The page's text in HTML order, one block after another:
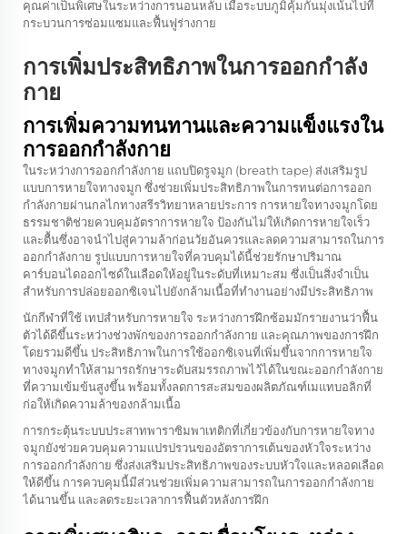
คุณค่าเป็นพิเศษในระหว่างการนอนหลับ เมื่อระบบภูมิคุ้มกันมุ่งเน้นไปที่
กระบวนการซ่อมแซมและฟื้นฟูร่างกาย
การเพิ่มประสิทธิภาพในการออกกำลัง
กาย
การเพิ่มความทนทานและความแข็งแรงใน
การออกกำลังกาย
ในระหว่างการออกกำลังกาย แถบปิดรูจมูก (breath tape) ส่งเสริมรูป
แบบการหายใจทางจมูก ซึ่งช่วยเพิ่มประสิทธิภาพในการทนต่อการออก
กำลังกายผ่านกลไกทางสรีรวิทยาหลายประการ การหายใจทางจมูกโดย
ธรรมชาติช่วยควบคุมอัตราการหายใจ ป้องกันไม่ให้เกิดการหายใจเร็ว
และตื้นซึ่งอาจนำไปสู่ความล้าก่อนวัยอันควรและลดความสามารถในการ
ออกกำลังกาย รูปแบบการหายใจที่ควบคุมได้นี้ช่วยรักษาปริมาณ
คาร์บอนไดออกไซด์ในเลือดให้อยู่ในระดับที่เหมาะสม ซึ่งเป็นสิ่งจำเป็น
สำหรับการปล่อยออกซิเจนไปยังกล้ามเนื้อที่ทำงานอย่างมีประสิทธิภาพ
นักกีฬาที่ใช้ เทปสำหรับการหายใจ ระหว่างการฝึกซ้อมมักรายงานว่าฟื้น
ตัวได้ดีขึ้นระหว่างช่วงพักของการออกกำลังกาย และคุณภาพของการฝึก
โดยรวมดีขึ้น ประสิทธิภาพในการใช้ออกซิเจนที่เพิ่มขึ้นจากการหายใจ
ทางจมูกทำให้สามารถรักษาระดับสมรรถภาพไว้ได้ในขณะออกกำลังกาย
ที่ความเข้มข้นสูงขึ้น พร้อมทั้งลดการสะสมของผลิตภัณฑ์เมแทบอลิกที่
ก่อให้เกิดความล้าของกล้ามเนื้อ
การกระตุ้นระบบประสาทพาราซิมพาเทติกที่เกี่ยวข้องกับการหายใจทาง
จมูกยังช่วยควบคุมความแปรปรวนของอัตราการเต้นของหัวใจระหว่าง
การออกกำลังกาย ซึ่งส่งเสริมประสิทธิภาพของระบบหัวใจและหลอดเลือด
ให้ดีขึ้น การควบคุมนี้มีส่วนช่วยเพิ่มความสามารถในการออกกำลังกาย
ได้นานขึ้น และลดระยะเวลาการฟื้นตัวหลังการฝึก